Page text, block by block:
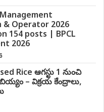
& Operator 2026
154 posts | BPCL
2026
Rice ఆగస్టు 1 నుంచి
– విక్రయ కేంద్రాలు,